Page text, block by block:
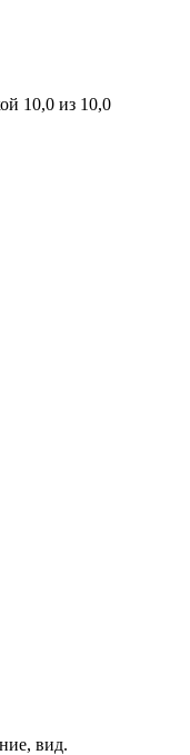
10,0 из 10,0
вид.